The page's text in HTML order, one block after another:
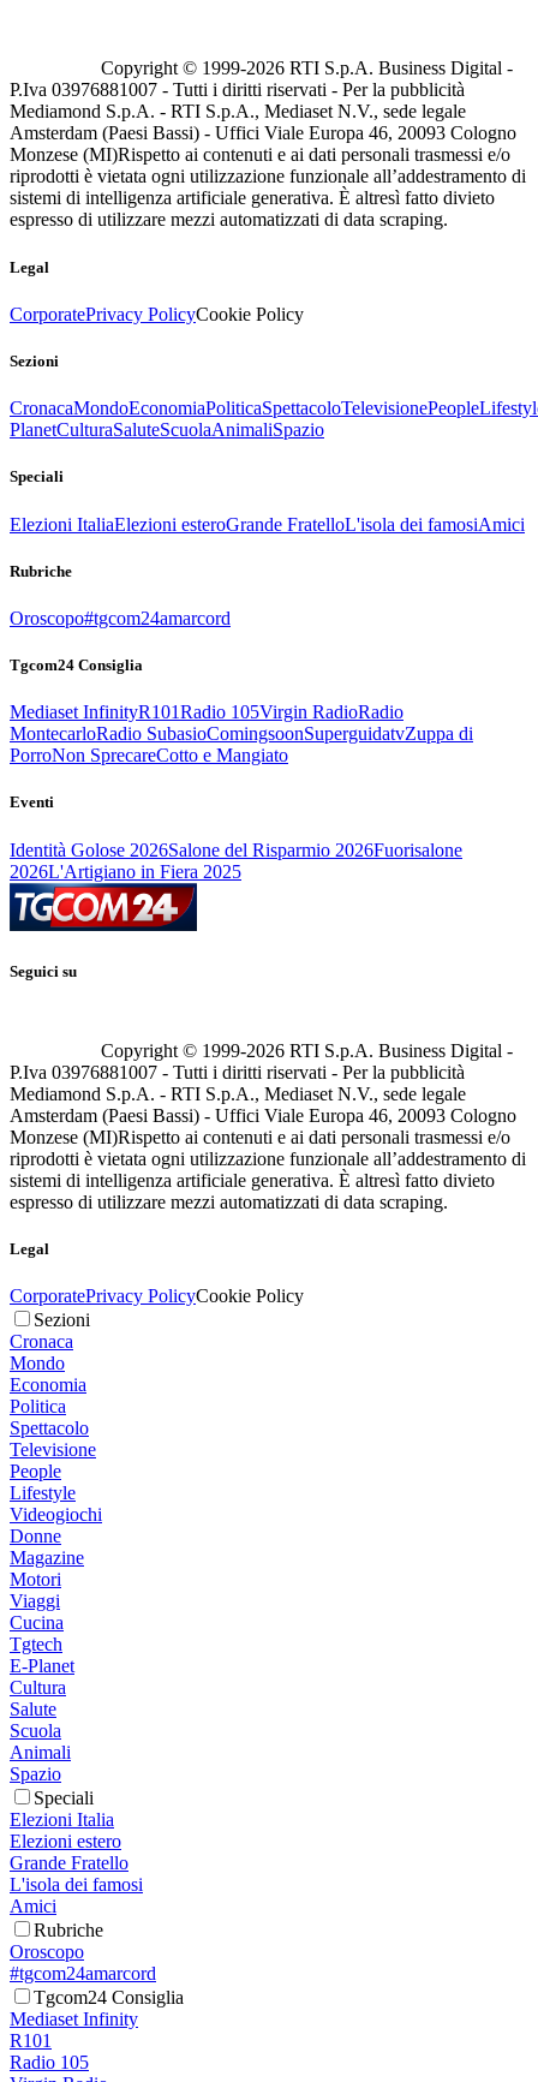
Copyright © 1999-2026 RTI S.p.A. Business Digital -
P.Iva 03976881007 - Tutti i diritti riservati - Per la pubblicità
Mediamond S.p.A. - RTI S.p.A., Mediaset N.V., sede legale
Amsterdam (Paesi Bassi) - Uffici Viale Europa 46, 20093 Cologno
Monzese (MI)Rispetto ai contenuti e ai dati personali trasmessi e/o
riprodotti è vietata ogni utilizzazione funzionale all’addestramento di
sistemi di intelligenza artificiale generativa. È altresì fatto divieto
espresso di utilizzare mezzi automatizzati di data scraping.
Legal
CorporatePrivacy PolicyCookie Policy
Sezioni
CronacaMondoEconomiaPoliticaSpettacoloTelevisionePeople
PlanetCulturaSaluteScuolaAnimaliSpazio
Speciali
Elezioni ItaliaElezioni esteroGrande FratelloL'isola dei famosiAmici
Rubriche
Oroscopo#tgcom24amarcord
Tgcom24 Consiglia
Mediaset InfinityR101Radio 105Virgin RadioRadio
MontecarloRadio SubasioComingsoonSuperguidatvZuppa di
PorroNon SprecareCotto e Mangiato
Eventi
Identità Golose 2026Salone del Risparmio 2026Fuorisalone
2026L'Artigiano in Fiera 2025
Seguici su
Copyright © 1999-2026 RTI S.p.A. Business Digital -
P.Iva 03976881007 - Tutti i diritti riservati - Per la pubblicità
Mediamond S.p.A. - RTI S.p.A., Mediaset N.V., sede legale
Amsterdam (Paesi Bassi) - Uffici Viale Europa 46, 20093 Cologno
Monzese (MI)Rispetto ai contenuti e ai dati personali trasmessi e/o
riprodotti è vietata ogni utilizzazione funzionale all’addestramento di
sistemi di intelligenza artificiale generativa. È altresì fatto divieto
espresso di utilizzare mezzi automatizzati di data scraping.
Legal
CorporatePrivacy PolicyCookie Policy
Sezioni
Cronaca
Mondo
Economia
Politica
Spettacolo
Televisione
People
Lifestyle
Videogiochi
Donne
Magazine
Motori
Viaggi
Cucina
Tgtech
E-Planet
Cultura
Salute
Scuola
Animali
Spazio
Speciali
Elezioni Italia
Elezioni estero
Grande Fratello
L'isola dei famosi
Amici
Rubriche
Oroscopo
#tgcom24amarcord
Tgcom24 Consiglia
Mediaset Infinity
R101
Radio 105